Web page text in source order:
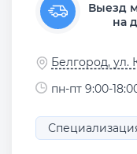
Выезд
на
Белгород, ул.
пн-пт 9:00-